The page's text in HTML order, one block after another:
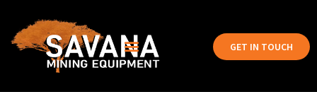
GET IN TOUCH